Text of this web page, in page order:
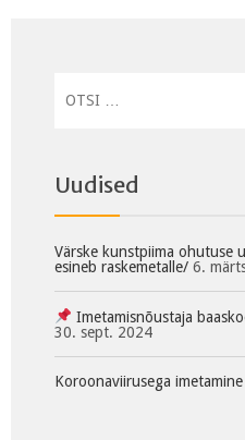
Uudised
Värske kunstpiima ohutuse
esineb raskemetalle/ 6.
Imetamisnõustaja
30. sept. 2024
Koroonaviirusega imetamine